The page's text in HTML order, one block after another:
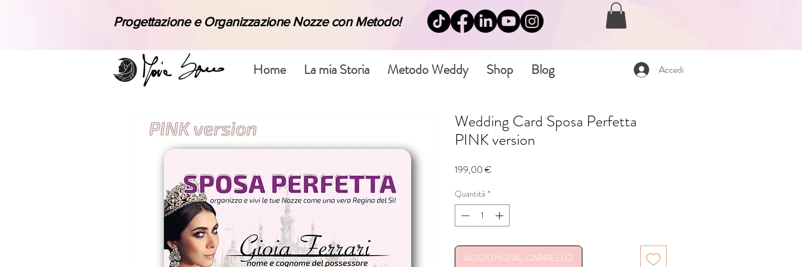
Progettazione e Organizzazione Nozze con Metodo!
Home La mia Storia Metodo Weddy Shop Blog Accedi
Wedding Card Sposa Perfetta
PINK version
199,00 €
Quantità *
AGGIUNGI AL CARRELLO